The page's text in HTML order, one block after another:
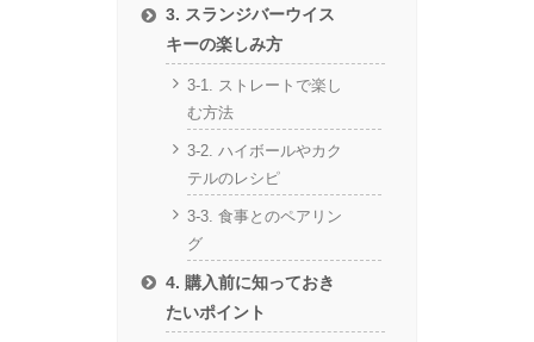
3. スランジバーウイス
キーの楽しみ方
3-1. ストレートで楽し
む方法
3-2. ハイボールやカク
テルのレシピ
3-3. 食事とのペアリン
グ
4. 購入前に知っておき
たいポイント